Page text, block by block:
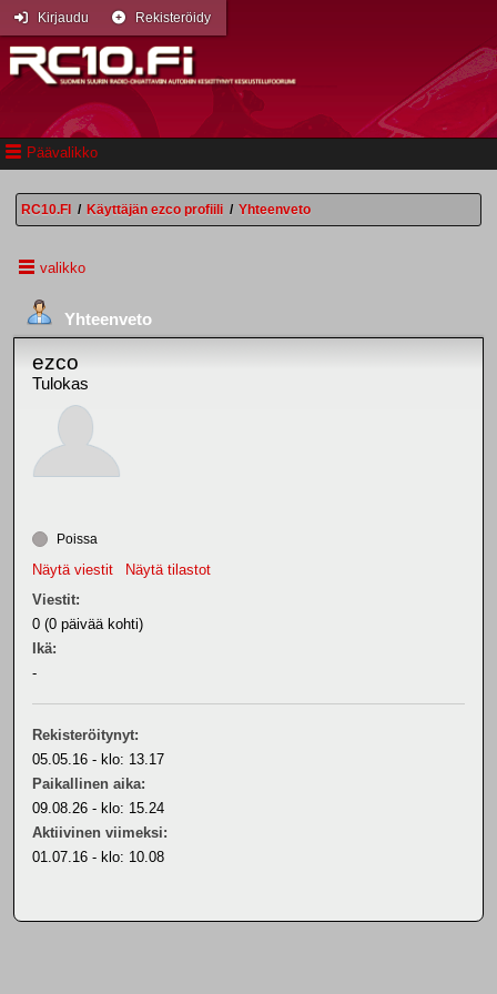
Päävalikko
Kirjaudu Rekisteröidy
RC10.FI / Käyttäjän ezco profiili / Yhteenveto
valikko
Yhteenveto
ezco
Tulokas
Poissa
Näytä viestit
Näytä tilastot
Viestit:
0 (0 päivää kohti)
Ikä:
-
Rekisteröitynyt:
05.05.16 - klo: 13.17
Paikallinen aika:
09.08.26 - klo: 15.24
Aktiivinen viimeksi:
01.07.16 - klo: 10.08